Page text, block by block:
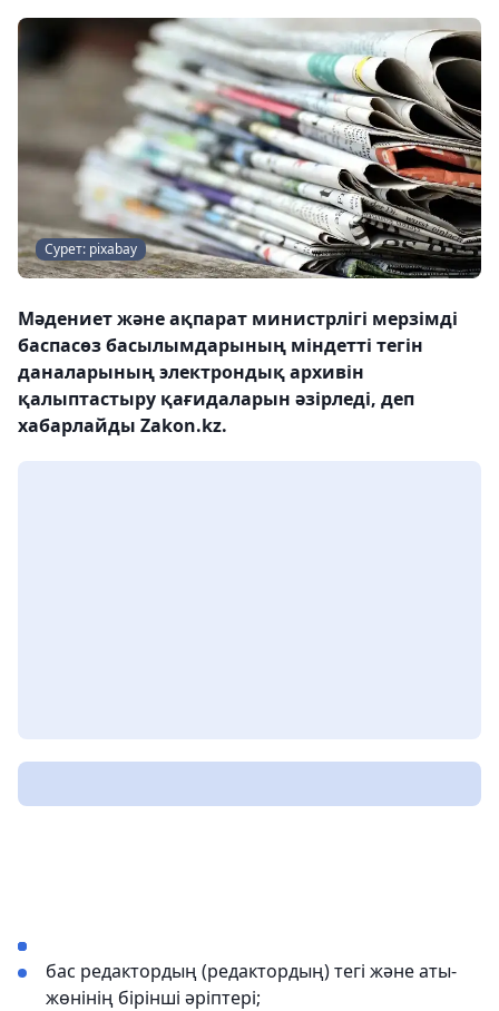
Сурет: pixabay
Мәдениет және ақпарат министрлігі мерзімді
баспасөз басылымдарының міндетті тегін
даналарының электрондық архивін
қалыптастыру қағидаларын әзірледі, деп
хабарлайды Zakon.kz.
бас редактордың (редактордың) тегі және аты-
жөнінің бірінші әріптері;